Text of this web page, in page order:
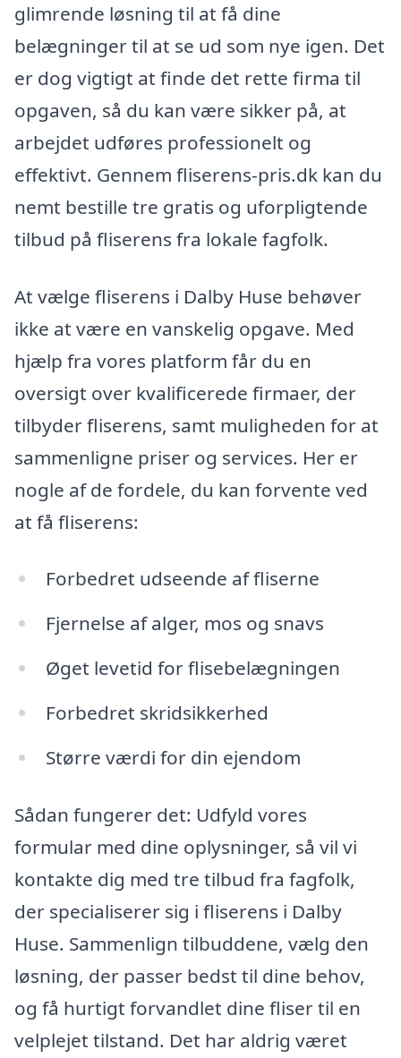
glimrende løsning til at få dine
belægninger til at se ud som nye igen. Det
er dog vigtigt at finde det rette firma til
opgaven, så du kan være sikker på, at
arbejdet udføres professionelt og
effektivt. Gennem fliserens-pris.dk kan du
nemt bestille tre gratis og uforpligtende
tilbud på fliserens fra lokale fagfolk.
At vælge fliserens i Dalby Huse behøver
ikke at være en vanskelig opgave. Med
hjælp fra vores platform får du en
oversigt over kvalificerede firmaer, der
tilbyder fliserens, samt muligheden for at
sammenligne priser og services. Her er
nogle af de fordele, du kan forvente ved
at få fliserens:
Forbedret udseende af fliserne
Fjernelse af alger, mos og snavs
Øget levetid for flisebelægningen
Forbedret skridsikkerhed
Større værdi for din ejendom
Sådan fungerer det: Udfyld vores
formular med dine oplysninger, så vil vi
kontakte dig med tre tilbud fra fagfolk,
der specialiserer sig i fliserens i Dalby
Huse. Sammenlign tilbuddene, vælg den
løsning, der passer bedst til dine behov,
og få hurtigt forvandlet dine fliser til en
velplejet tilstand. Det har aldrig været